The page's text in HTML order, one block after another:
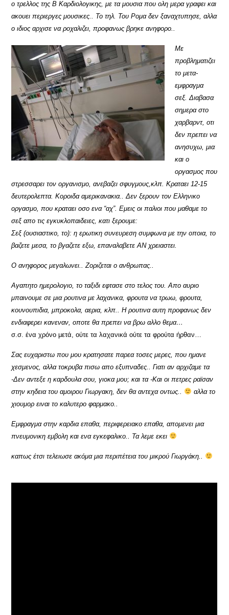
ο τρελλος της Β Καρδιολογικης, με τα μουσια που ολη μερα γραφει και
ακουει περιεργες μουσικες.. Το τηλ. Του Ρομα δεν ξαναχτυπησε, αλλα
ο ιδιος αρχισε να ροχαλιζει, προφανως βρηκε ανηφορο..
Με
προβληματιζει
το μετα-
εμφραγμα
σεξ. Διαβασα
σημερα στο
χαρβαρντ, οτι
δεν πρεπει να
ανησυχω, μια
και ο
οργασμος που
στρεσσαρει τον οργανισμο, ανεβαζει σφυγμους,κλπ. Κραταει 12-15
δευτερολεπτα. Κοροιδα αμερικανακια.. Δεν ξερουν τον Ελληνικο
οργασμο, που κραταει οσο ενα “αχ”. Εμεις οι παλιοι που μαθαμε το
σεξ απο τις εγκυκλοπαιδειες, κατι ξερουμε:
Σεξ (ουσιαστικο, το): η ερωτικη συνευρεση συμφωνα με την οποια, το
βαζετε μεσα, το βγαζετε εξω, επαναλαβετε ΑΝ χρειαστει.
Ο ανηφορος μεγαλωνει.. Ζοριζεται ο ανθρωπας..
Αγαπητο ημερολογιο, το ταξιδι εφτασε στο τελος του. Απο αυριο
μπαινουμε σε μια ρουτινα με λαχανικα, φρουτα να τρωω, φρουτα,
κουνουπιδια, μπροκολα, αερια, κλπ.. Η ρουτινα αυτη προφανως δεν
ενδιαφερει κανεναν, οποτε θα πρεπει να βρω αλλο θεμα…
σ.σ. ένα χρόνο μετά, ούτε τα λαχανικά ούτε τα φρούτα ήρθαν…
Σας ευχαριστω που μου κρατησατε παρεα τοσες μερες, που ημανε
χεσμενος, αλλα τοκρυβα πισω απο εξυπναδες.. Γιατι αν αρχιζαμε τα
-Δεν αντεξε η καρδουλα σου, γιοκα μου; και τα -Και οι πετρες ραϊσαν
στην κηδεια του αμοιρου Γιωργακη, δεν θα αντεχα οντως..
αλλα το
χιουμορ ειναι το καλυτερο φαρμακο..
Εμφραγμα στην καρδια επαθα, περιφερειακο επαθα, απομενει μια
πνευμονικη εμβολη και ενα εγκεφαλικο.. Τα λεμε εκει
καπως έτσι τελειωσε ακόμα μια περιπέτεια του μικρού Γιωργάκη..